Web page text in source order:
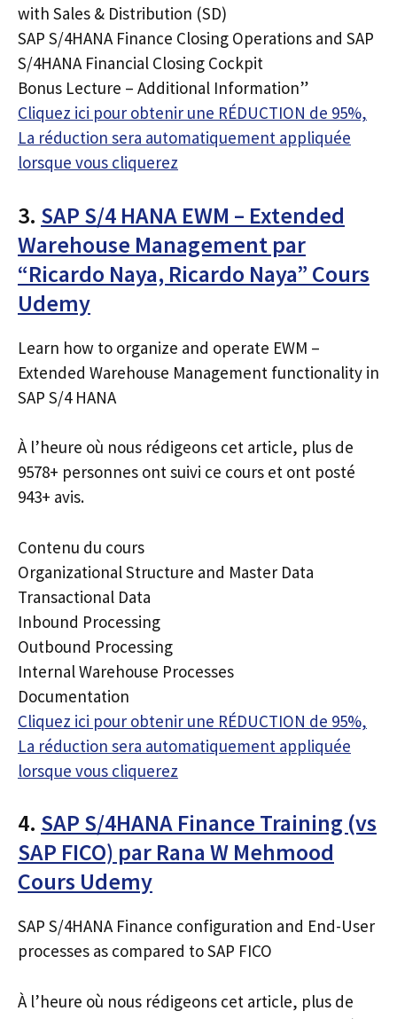
with Sales & Distribution (SD)
SAP S/4HANA Finance Closing Operations and SAP
S/4HANA Financial Closing Cockpit
Bonus Lecture – Additional Information”
Cliquez ici pour obtenir une RÉDUCTION de 95%,
La réduction sera automatiquement appliquée
lorsque vous cliquerez
3. SAP S/4 HANA EWM – Extended
Warehouse Management par
“Ricardo Naya, Ricardo Naya” Cours
Udemy
Learn how to organize and operate EWM –
Extended Warehouse Management functionality in
SAP S/4 HANA
À l’heure où nous rédigeons cet article, plus de
9578+ personnes ont suivi ce cours et ont posté
943+ avis.
Contenu du cours
Organizational Structure and Master Data
Transactional Data
Inbound Processing
Outbound Processing
Internal Warehouse Processes
Documentation
Cliquez ici pour obtenir une RÉDUCTION de 95%,
La réduction sera automatiquement appliquée
lorsque vous cliquerez
4. SAP S/4HANA Finance Training (vs
SAP FICO) par Rana W Mehmood
Cours Udemy
SAP S/4HANA Finance configuration and End-User
processes as compared to SAP FICO
À l’heure où nous rédigeons cet article, plus de